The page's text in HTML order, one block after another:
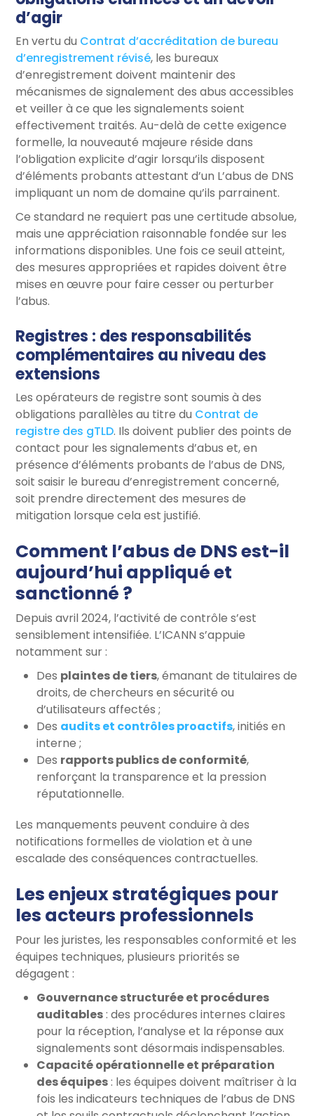
d’agir
En vertu du Contrat d’accréditation de bureau
d’enregistrement révisé, les bureaux
d’enregistrement doivent maintenir des
mécanismes de signalement des abus accessibles
et veiller à ce que les signalements soient
effectivement traités. Au-delà de cette exigence
formelle, la nouveauté majeure réside dans
l’obligation explicite d’agir lorsqu’ils disposent
d’éléments probants attestant d’un L’abus de DNS
impliquant un nom de domaine qu’ils parrainent.
Ce standard ne requiert pas une certitude absolue,
mais une appréciation raisonnable fondée sur les
informations disponibles. Une fois ce seuil atteint,
des mesures appropriées et rapides doivent être
mises en œuvre pour faire cesser ou perturber
l’abus.
Registres : des responsabilités
complémentaires au niveau des
extensions
Les opérateurs de registre sont soumis à des
obligations parallèles au titre du Contrat de
registre des gTLD. Ils doivent publier des points de
contact pour les signalements d’abus et, en
présence d’éléments probants de l’abus de DNS,
soit saisir le bureau d’enregistrement concerné,
soit prendre directement des mesures de
mitigation lorsque cela est justifié.
Comment l’abus de DNS est-il
aujourd’hui appliqué et
sanctionné ?
Depuis avril 2024, l’activité de contrôle s’est
sensiblement intensifiée. L’ICANN s’appuie
notamment sur :
Des plaintes de tiers, émanant de titulaires de
droits, de chercheurs en sécurité ou
d’utilisateurs affectés ;
Des audits et contrôles proactifs, initiés en
interne ;
Des rapports publics de conformité,
renforçant la transparence et la pression
réputationnelle.
Les manquements peuvent conduire à des
notifications formelles de violation et à une
escalade des conséquences contractuelles.
Les enjeux stratégiques pour
les acteurs professionnels
Pour les juristes, les responsables conformité et les
équipes techniques, plusieurs priorités se
dégagent :
Gouvernance structurée et procédures
auditables: des procédures internes claires
pour la réception, l’analyse et la réponse aux
signalements sont désormais indispensables.
Capacité opérationnelle et préparation
des équipes: les équipes doivent maîtriser à la
fois les indicateurs techniques de l’abus de DNS